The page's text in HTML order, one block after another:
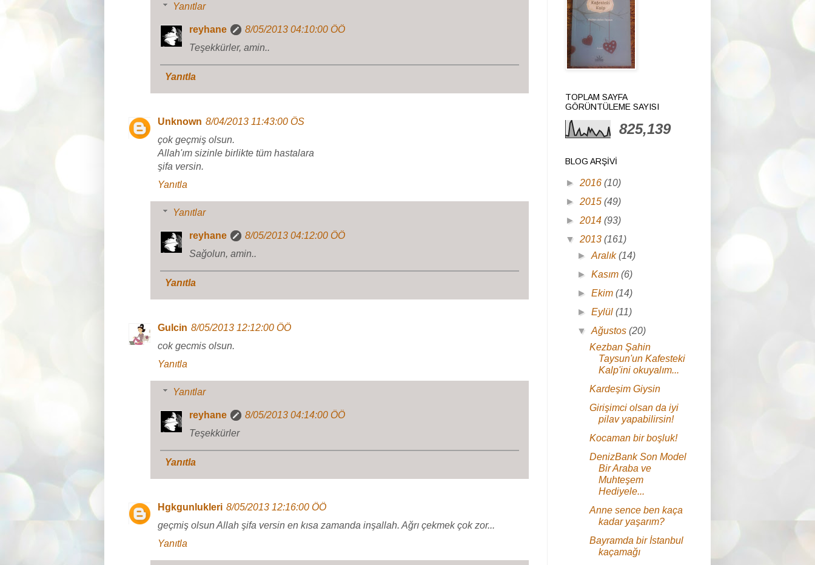
Yanıtlar
reyhane
8/05/2013 04:10:00 ÖÖ
Teşekkürler, amin..
Yanıtla
Unknown 8/04/2013 11:43:00 ÖS
çok geçmiş olsun.
Allah'ım sizinle birlikte tüm hastalara
şifa versin.
Yanıtla
Yanıtlar
reyhane
8/05/2013 04:12:00 ÖÖ
Sağolun, amin..
Yanıtla
Gulcin 8/05/2013 12:12:00 ÖÖ
cok gecmis olsun.
Yanıtla
Yanıtlar
reyhane
8/05/2013 04:14:00 ÖÖ
Teşekkürler
Yanıtla
Hgkgunlukleri 8/05/2013 12:16:00 ÖÖ
geçmiş olsun Allah şifa versin en kısa zamanda inşallah. Ağrı çekmek çok zor...
Yanıtla
TOPLAM SAYFA
GÖRÜNTÜLEME SAYISI
825,139
BLOG ARŞIVI
► 2016 (10)
► 2015 (49)
► 2014 (93)
▼ 2013 (161)
►Aralık(14)
►Kasım(6)
►Ekim(14)
►Eylül(11)
▼Ağustos(20)
Kezban Şahin
Taysun'un Kafesteki
Kalp'ini okuyalım...
Kardeşim Giysin
Girişimci olsan da iyi
pilav yapabilirsin!
Kocaman bir boşluk!
DenizBank Son Model
Bir Araba ve
Muhteşem
Hediyele...
Anne sence ben kaça
kadar yaşarım?
Bayramda bir İstanbul
kaçamağı